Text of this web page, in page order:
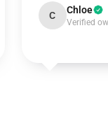
C Chloe
Verified